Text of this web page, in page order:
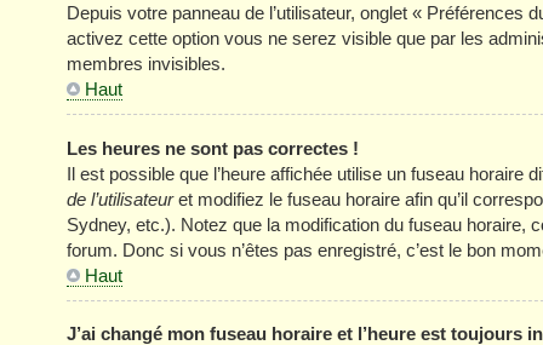
Depuis votre panneau de l’utilisateur, onglet « Préférences
activez cette option vous ne serez visible que par les
membres invisibles.
Haut
Les heures ne sont pas correctes !
Il est possible que l’heure affichée utilise un fuseau
de l’utilisateuret modifiez le fuseau horaire afin qu’il
Sydney, etc.). Notez que la modification du fuseau horaire,
forum. Donc si vous n’êtes pas enregistré, c’est le bon
Haut
J’ai changé mon fuseau horaire et l’heure est toujours